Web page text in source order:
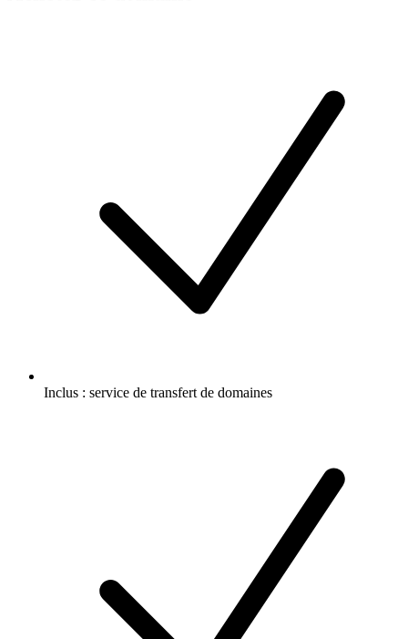
Inclus : service de transfert de domaines